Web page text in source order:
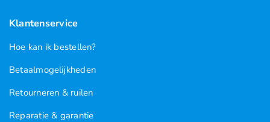
Klantenservice
Hoe kan ik bestellen?
Betaalmogelijkheden
Retourneren & ruilen
Reparatie & garantie